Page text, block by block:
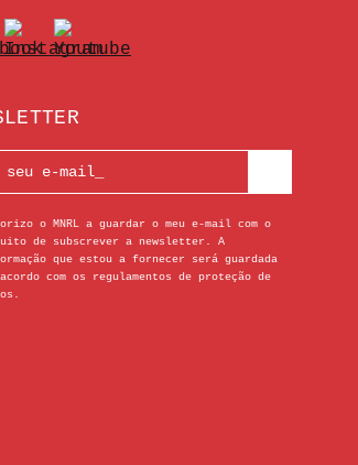
o MNRL a guardar o meu e-mail com o
de subscrever a newsletter. A
que estou a fornecer será guardada
com os regulamentos de proteção de